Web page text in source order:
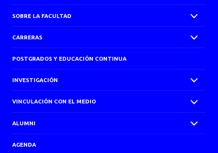
SOBRE LA FACULTAD
CARRERAS
POSTGRADOS Y EDUCACIÓN CONTINUA
INVESTIGACIÓN
VINCULACIÓN CON EL MEDIO
ALUMNI
AGENDA